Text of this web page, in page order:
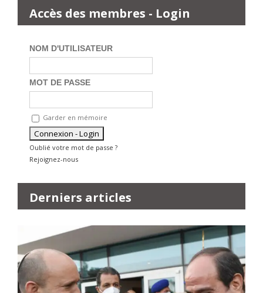
Accès des membres - Login
NOM D'UTILISATEUR
MOT DE PASSE
Garder en mémoire
Oublié votre mot de passe ?
Rejoignez-nous
Derniers articles